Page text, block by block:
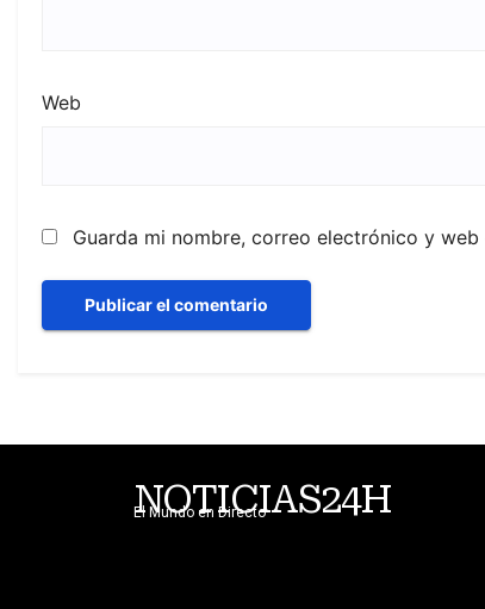
Web
Guarda mi nombre, correo electrónico y
NOTICIAS24H
El Mundo en Directo